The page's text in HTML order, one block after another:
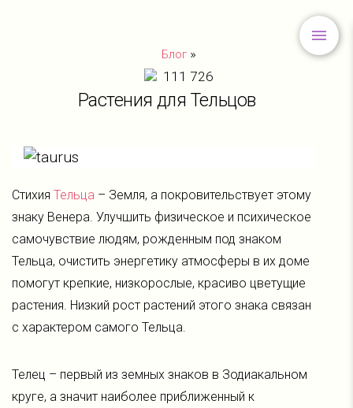
Блог»
111 726
Растения для Тельцов
Стихия Тельца – Земля, а покровительствует этому
знаку Венера. Улучшить физическое и психическое
самочувствие людям, рожденным под знаком
Тельца, очистить энергетику атмосферы в их доме
помогут крепкие, низкорослые, красиво цветущие
растения. Низкий рост растений этого знака связан
с характером самого Тельца.
Телец – первый из земных знаков в Зодиакальном
круге, а значит наиболее приближенный к